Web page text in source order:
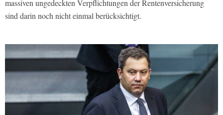
massiven ungedeckten Verpflichtungen der Rentenversicherung
sind darin noch nicht einmal berücksichtigt.